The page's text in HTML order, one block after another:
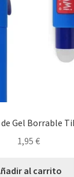
Gel Borrable
1,95 €
al carrito